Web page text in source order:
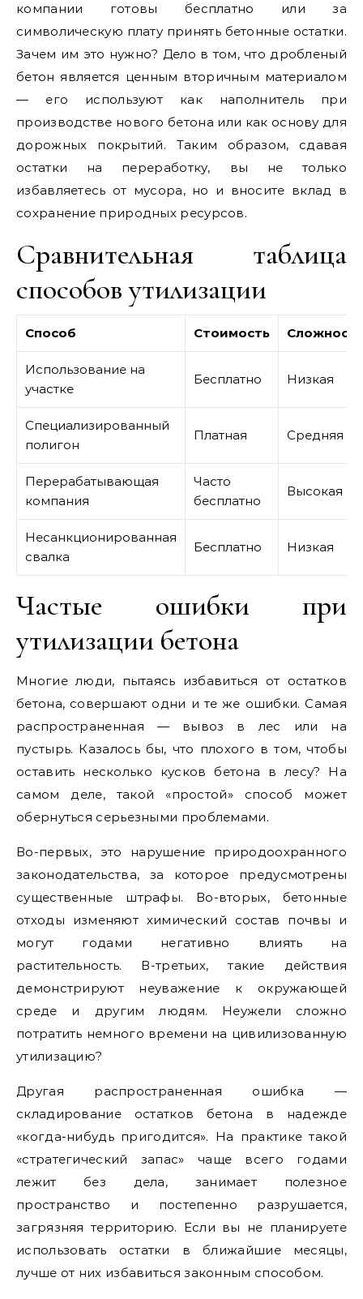
компании готовы бесплатно или за
символическую плату принять бетонные остатки.
Зачем им это нужно? Дело в том, что дробленый
бетон является ценным вторичным материалом
— его используют как наполнитель при
производстве нового бетона или как основу для
дорожных покрытий. Таким образом, сдавая
остатки на переработку, вы не только
избавляетесь от мусора, но и вносите вклад в
сохранение природных ресурсов.
Сравнительная таблица
способов утилизации
Способ Стоимость Сложность
Использование на
участке
Бесплатно Низкая
Специализированный
полигон
Платная Средняя
Перерабатывающая
компания
Часто
бесплатно
Высокая
Несанкционированная
свалка
Бесплатно Низкая
Частые ошибки при
утилизации бетона
Многие люди, пытаясь избавиться от остатков
бетона, совершают одни и те же ошибки. Самая
распространенная — вывоз в лес или на
пустырь. Казалось бы, что плохого в том, чтобы
оставить несколько кусков бетона в лесу? На
самом деле, такой «простой» способ может
обернуться серьезными проблемами.
Во-первых, это нарушение природоохранного
законодательства, за которое предусмотрены
существенные штрафы. Во-вторых, бетонные
отходы изменяют химический состав почвы и
могут годами негативно влиять на
растительность. В-третьих, такие действия
демонстрируют неуважение к окружающей
среде и другим людям. Неужели сложно
потратить немного времени на цивилизованную
утилизацию?
Другая распространенная ошибка —
складирование остатков бетона в надежде
«когда-нибудь пригодится». На практике такой
«стратегический запас» чаще всего годами
лежит без дела, занимает полезное
пространство и постепенно разрушается,
загрязняя территорию. Если вы не планируете
использовать остатки в ближайшие месяцы,
лучше от них избавиться законным способом.